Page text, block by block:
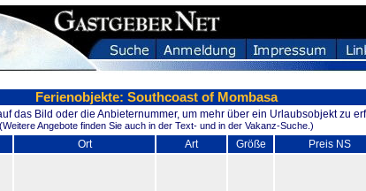
Ferienobjekte: Southcoast of Mombasa
das Bild oder die Anbieternummer, um mehr über ein Urlaubsobjekt zu
(Weitere Angebote finden Sie auch in der Text- und in der Vakanz-Suche.)
Ort Art Größe Preis NS